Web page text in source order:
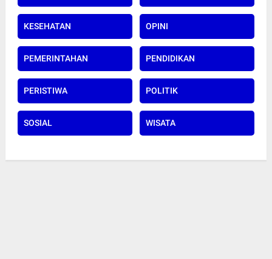
KESEHATAN OPINI
PEMERINTAHAN PENDIDIKAN
PERISTIWA POLITIK
SOSIAL WISATA